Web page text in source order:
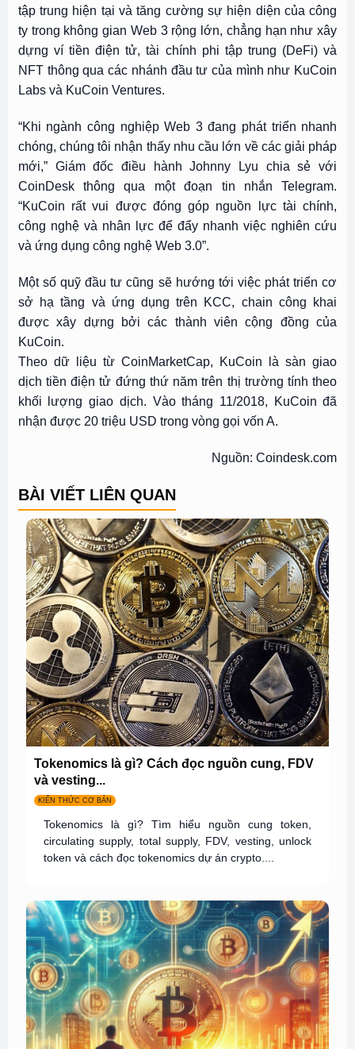
tập trung hiện tại và tăng cường sự hiện diện của công
ty trong không gian Web 3 rộng lớn, chẳng hạn như xây
dựng ví tiền điện tử, tài chính phi tập trung (DeFi) và
NFT thông qua các nhánh đầu tư của mình như KuCoin
Labs và KuCoin Ventures.
“Khi ngành công nghiệp Web 3 đang phát triển nhanh
chóng, chúng tôi nhận thấy nhu cầu lớn về các giải pháp
mới,” Giám đốc điều hành Johnny Lyu chia sẻ với
CoinDesk thông qua một đoạn tin nhắn Telegram.
“KuCoin rất vui được đóng góp nguồn lực tài chính,
công nghệ và nhân lực để đẩy nhanh việc nghiên cứu
và ứng dụng công nghệ Web 3.0”.
Một số quỹ đầu tư cũng sẽ hướng tới việc phát triển cơ
sở hạ tầng và ứng dụng trên KCC, chain công khai
được xây dựng bởi các thành viên cộng đồng của
KuCoin.
Theo dữ liệu từ CoinMarketCap, KuCoin là sàn giao
dịch tiền điện tử đứng thứ năm trên thị trường tính theo
khối lượng giao dịch. Vào tháng 11/2018, KuCoin đã
nhận được 20 triệu USD trong vòng gọi vốn A.
Nguồn: Coindesk.com
BÀI VIẾT LIÊN QUAN
Tokenomics là gì? Cách đọc nguồn cung, FDV
và vesting...
KIẾN THỨC CƠ BẢN
Tokenomics là gì? Tìm hiểu nguồn cung token,
circulating supply, total supply, FDV, vesting, unlock
token và cách đọc tokenomics dự án crypto....